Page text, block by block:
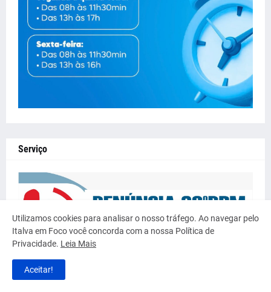
Serviço
Utilizamos cookies para analisar o nosso tráfego. Ao navegar pelo
Italva em Foco você concorda com a nossa Política de
Privacidade. Leia Mais
Aceitar!